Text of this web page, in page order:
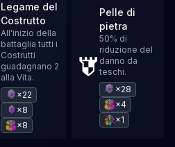
Legame del
Costrutto
All'inizio della
battaglia tutti i
Costrutti
guadagnano 2
alla Vita.
×22
×8
×8
Pelle di
pietra
50% di
riduzione del
danno da
teschi.
×28
×4
×1